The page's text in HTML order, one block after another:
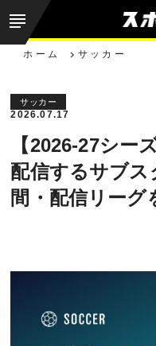
ホーム サッカー
サッカー
2026.07.17
【2026-27シー
配信するサブス
間・配信リーグ